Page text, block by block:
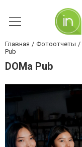
Главная Фотоотчеты
Pub
DOMa Pub